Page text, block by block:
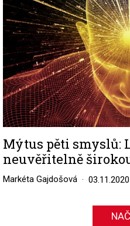
Mýtus pěti smyslů:
neuvěřitelně
Markéta Gajdošová 03.11.2020